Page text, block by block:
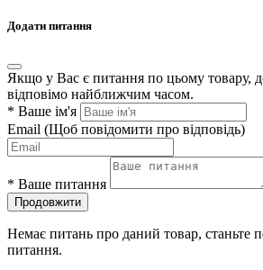
Додати питання
Якщо у Вас є питання по цьому товару,
відповімо найближчим часом.
* Ваше ім'я
Email (Щоб повідомити про відповідь)
* Ваше питання
Продовжити
Немає питань про даний товар, станьте
питання.